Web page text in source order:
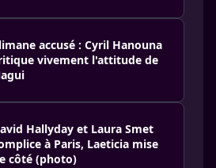
accusé : Cyril Hanouna
vivement l'attitude de
Hallyday et Laura Smet
à Paris, Laeticia mise
côté (photo)